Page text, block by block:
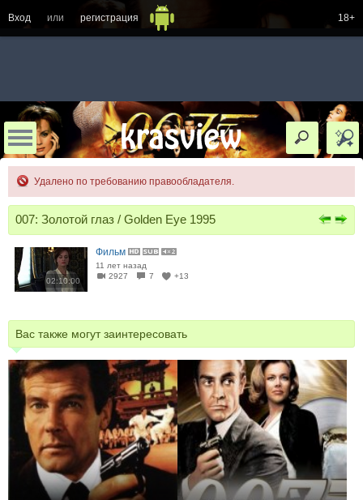
Вход или регистрация 18+
Удалено по требованию правообладателя.
007: Золотой глаз / Golden Eye 1995
02:10:00
Фильм
11 лет назад
2927
7 +13
Вас также могут заинтересовать